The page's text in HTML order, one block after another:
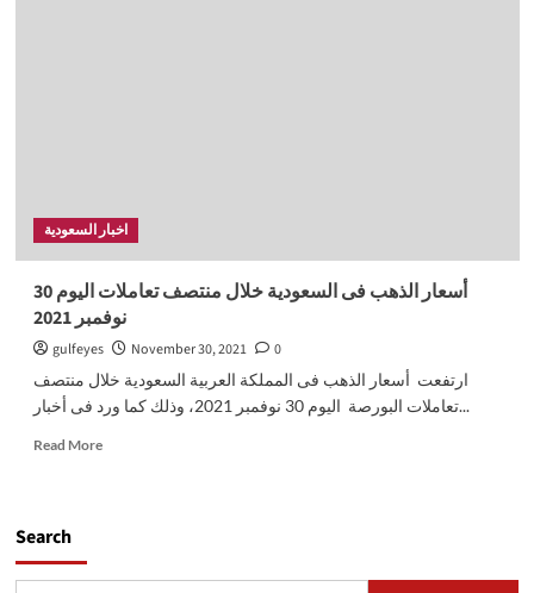
اخبار السعودية
أسعار الذهب فى السعودية خلال منتصف تعاملات اليوم 30
نوفمبر 2021
gulfeyes November 30, 2021
0
ارتفعت أسعار الذهب فى المملكة العربية السعودية خلال منتصف
تعاملات البورصة اليوم 30 نوفمبر 2021، وذلك كما ورد فى أخبار...
Read MoreRead
السعودية
Search